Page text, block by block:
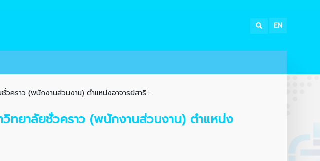
EN
คราว (พนักงานส่วนงาน) ตำแหน่งอาจารย์สาธิ...
ทยาลัยชั่วคราว (พนักงานส่วนงาน) ตำแหน่ง